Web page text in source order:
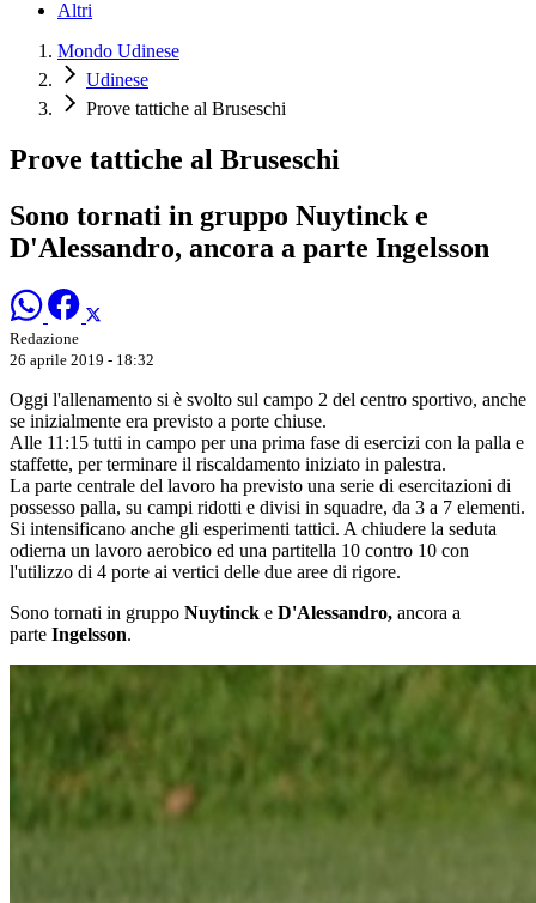
Altri
Mondo Udinese
Udinese
Prove tattiche al Bruseschi
Prove tattiche al Bruseschi
Sono tornati in gruppo Nuytinck e
D'Alessandro, ancora a parte Ingelsson
Redazione
26 aprile 2019 - 18:32
Oggi l'allenamento si è svolto sul campo 2 del centro sportivo, anche
se inizialmente era previsto a porte chiuse.
Alle 11:15 tutti in campo per una prima fase di esercizi con la palla e
staffette, per terminare il riscaldamento iniziato in palestra.
La parte centrale del lavoro ha previsto una serie di esercitazioni di
possesso palla, su campi ridotti e divisi in squadre, da 3 a 7 elementi.
Si intensificano anche gli esperimenti tattici. A chiudere la seduta
odierna un lavoro aerobico ed una partitella 10 contro 10 con
l'utilizzo di 4 porte ai vertici delle due aree di rigore.
Sono tornati in gruppo Nuytinck e D'Alessandro, ancora a
parte Ingelsson.